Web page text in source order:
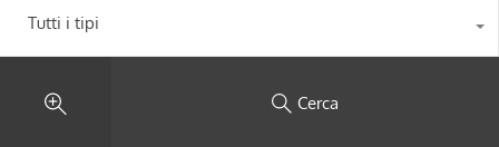
Tutti i tipi
Cerca